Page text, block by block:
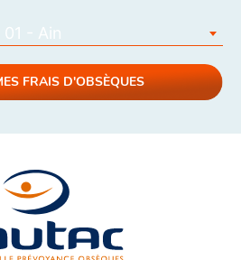
01 - Ain
FRAIS D'OBSÈQUES